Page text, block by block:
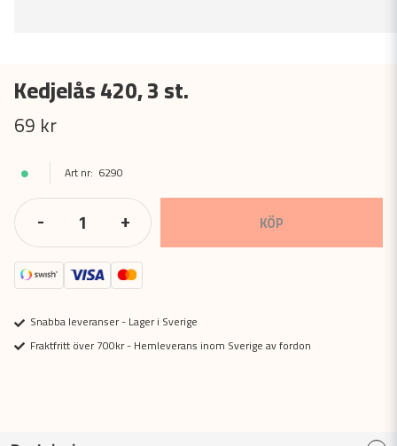
Kedjelås 420, 3 st.
69 kr
6290
- + KÖP
Snabba leveranser - Lager i Sverige
Fraktfritt över 700kr - Hemleverans inom Sverige av fordon